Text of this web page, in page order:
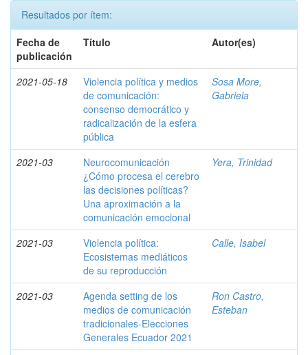
Resultados por ítem:
Fecha de
publicación
Título Autor(es)
2021-05-18
Violencia política y medios
de comunicación:
consenso democrático y
radicalización de la esfera
pública
Sosa More,
Gabriela
2021-03
Neurocomunicación
¿Cómo procesa el cerebro
las decisiones políticas?
Una aproximación a la
comunicación emocional
Yera, Trinidad
2021-03
Violencia política:
Ecosistemas mediáticos
de su reproducción
Calle, Isabel
2021-03
Agenda setting de los
medios de comunicación
tradicionales-Elecciones
Generales Ecuador 2021
Ron Castro,
Esteban